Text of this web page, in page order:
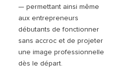
— permettant ainsi même
aux entrepreneurs
débutants de fonctionner
sans accroc et de projeter
une image professionnelle
dès le départ.